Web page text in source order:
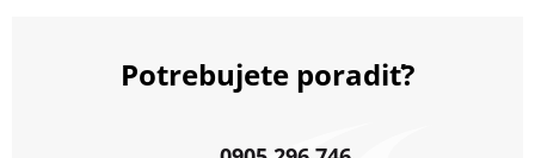
Potrebujete poradiť?